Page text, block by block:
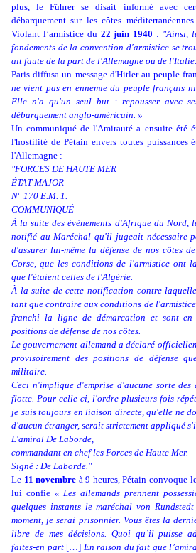
plus, le Führer se disait informé avec
débarquement sur les côtes
Violant l’armistice du 22 juin 1940 : "Ainsi,
fondements de la convention d'armistice se
ait faute de la part de l'Allemagne ou de
Paris diffusa un message d'Hitler au peuple
ne vient pas en ennemie du peuple français ni
Elle n'a qu'un seul but : repousser avec
débarquement anglo-américain. »
Un communiqué de l'Amirauté a ensuite été
l'hostilité de Pétain envers toutes puissances
l'Allemagne :
"FORCES DE HAUTE MER
ÉTAT-MAJOR
N° 170 E.M. 1.
COMMUNIQUÉ
À la suite des événements d'Afrique du Nord,
notifié au Maréchal qu'il jugeait nécessaire
d'assurer lui-même la défense de nos côtes
Corse, que les conditions de l'armistice ont
que l'étaient celles de l'Algérie.
À la suite de cette notification contre
tant que contraire aux conditions de
franchi la ligne de démarcation et sont en
positions de défense de nos côtes.
Le gouvernement allemand a déclaré
provisoirement des positions de défense
militaire.
Ceci n'implique d'emprise d'aucune sorte
flotte. Pour celle-ci, l'ordre plusieurs fois
je suis toujours en liaison directe, qu'elle ne
d'aucun étranger, serait strictement appliqué
L'amiral De Laborde,
commandant en chef les Forces de Haute Mer.
Signé : De Laborde."
Le 11 novembre à 9 heures, Pétain convoque
lui confie « Les allemands prennent
quelques instants le maréchal von
moment, je serai prisonnier. Vous êtes la
libre de mes décisions. Quoi qu’il puisse
faites-en part[…] En raison du fait que